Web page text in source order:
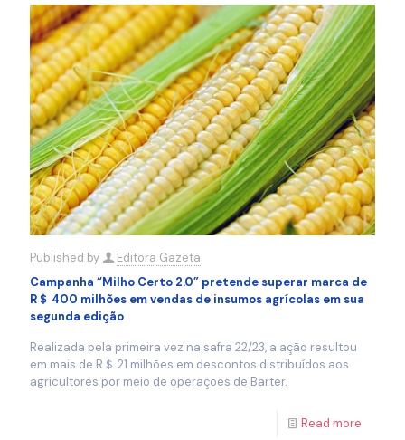
Published by
Editora Gazeta
Campanha “Milho Certo 2.0” pretende superar marca de
R＄ 400 milhões em vendas de insumos agrícolas em sua
segunda edição
Realizada pela primeira vez na safra 22/23, a ação resultou
em mais de R＄ 21 milhões em descontos distribuídos aos
agricultores por meio de operações de Barter.
Read more